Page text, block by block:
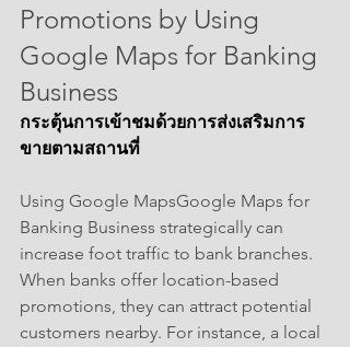
Promotions by Using
Google Maps for Banking
Business
กระตุ้นการเข้าชมด้วยการส่งเสริมการ
ขายตามสถานที่
Using Google MapsGoogle Maps for
Banking Business strategically can
increase foot traffic to bank branches.
When banks offer location-based
promotions, they can attract potential
customers nearby. For instance, a local